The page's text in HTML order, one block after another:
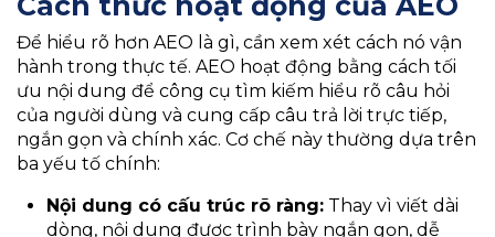
Để hiểu rõ hơn AEO là gì, cần xem xét cách nó vận
hành trong thực tế. AEO hoạt động bằng cách tối
ưu nội dung để công cụ tìm kiếm hiểu rõ câu hỏi
của người dùng và cung cấp câu trả lời trực tiếp,
ngắn gọn và chính xác. Cơ chế này thường dựa trên
ba yếu tố chính:
Nội dung có cấu trúc rõ ràng: Thay vì viết dài
dòng, nội dung được trình bày ngắn gọn, dễ